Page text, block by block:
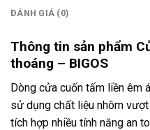
ĐÁNH GIÁ (0)
Thông tin sản phẩm
thoáng – BIGOS
Dòng cửa cuốn tấm liền êm
sử dụng chất liệu nhôm
tích hợp nhiều tính năng an